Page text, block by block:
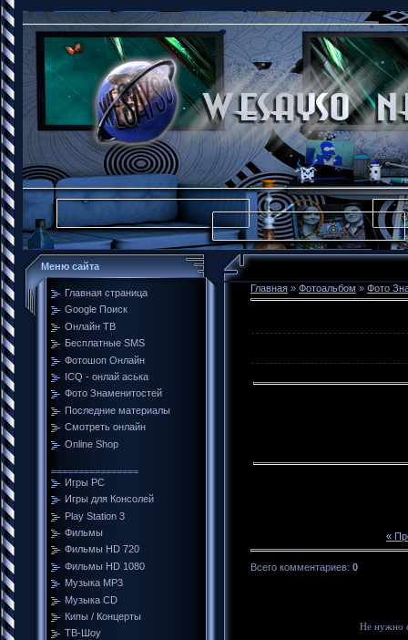
Меню сайта
Главная страница
Google Поиск
Онлайн ТВ
Бесплатные SMS
Фотошоп Онлайн
ICQ - онлай аська
Фото Знаменитостей
Последние материалы
Смотреть онлайн
Online Shop
================
Игры PC
Игры для Консолей
Play Station 3
Фильмы
Фильмы HD 720
Фильмы HD 1080
Музыка MP3
Музыка CD
Кипы / Концерты
ТВ-Шоу
Главная » Фотоальбом » Фото
«
Всего комментариев: 0
Не нужно